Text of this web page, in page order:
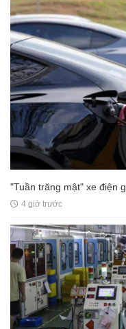
"Tuần trăng mật" xe điện
4 giờ trước